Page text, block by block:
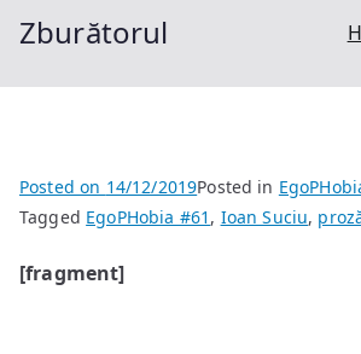
Zburătorul
Posted on 14/12/2019Posted in
Tagged EgoPHobia #61 , Ioan Suciu,
[fragment]